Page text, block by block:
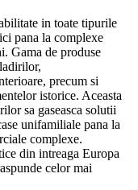
in toate tipurile
pana la complexe
Gama de produse
precum si
istorice. Aceasta
sa gaseasca solutii
unifamiliale pana la
complexe.
din intreaga Europa
celor mai